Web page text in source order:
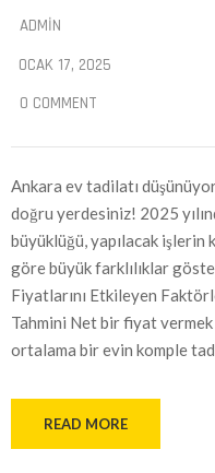
ADMIN
OCAK 17, 2025
0 COMMENT
Ankara ev tadilatı
doğru yerdesiniz! 2025
büyüklüğü, yapılacak işlerin
göre büyük farklılıklar
Fiyatlarını Etkileyen
Tahmini Net bir fiyat vermek
ortalama bir evin komple
READ MORE